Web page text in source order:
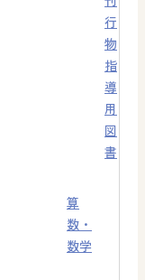
行
物
指
導
用
図
書
算
数・
数学